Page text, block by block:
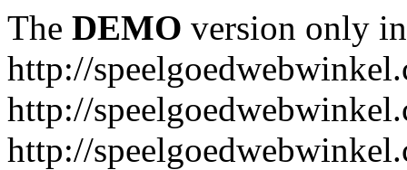
The DEMO version only
http://
http://
http://